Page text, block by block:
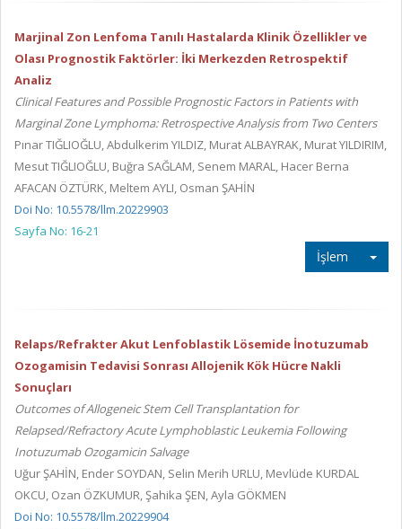
Marjinal Zon Lenfoma Tanılı Hastalarda Klinik Özellikler ve
Olası Prognostik Faktörler: İki Merkezden Retrospektif
Analiz
Clinical Features and Possible Prognostic Factors in Patients with
Marginal Zone Lymphoma: Retrospective Analysis from Two Centers
Pınar TIĞLIOĞLU, Abdulkerim YILDIZ, Murat ALBAYRAK, Murat YILDIRIM,
Mesut TIĞLIOĞLU, Buğra SAĞLAM, Senem MARAL, Hacer Berna
AFACAN ÖZTÜRK, Meltem AYLI, Osman ŞAHİN
Doi No: 10.5578/llm.20229903
Sayfa No: 16-21
İşlem
Relaps/Refrakter Akut Lenfoblastik Lösemide İnotuzumab
Ozogamisin Tedavisi Sonrası Allojenik Kök Hücre Nakli
Sonuçları
Outcomes of Allogeneic Stem Cell Transplantation for
Relapsed/Refractory Acute Lymphoblastic Leukemia Following
Inotuzumab Ozogamicin Salvage
Uğur ŞAHİN, Ender SOYDAN, Selin Merih URLU, Mevlüde KURDAL
OKCU, Ozan ÖZKUMUR, Şahika ŞEN, Ayla GÖKMEN
Doi No: 10.5578/llm.20229904